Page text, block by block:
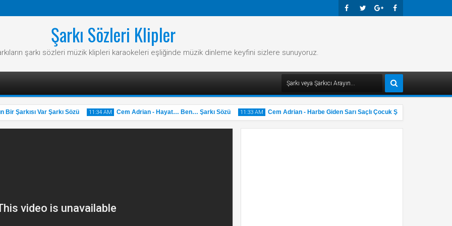
Şarkı Sözleri Klipler
şarkı sözleri müzik klipleri karaokeleri eşliğinde müzik dinleme keyfini sizlere sunuyoruz.
Şarkısı Var Şarkı Sözü 11:34 AM Cem Adrian - Hayat… Ben… Şarkı Sözü 11:33 AM Cem Adrian - Harbe Giden Sarı Saçlı Çocuk Şarkı Sözü